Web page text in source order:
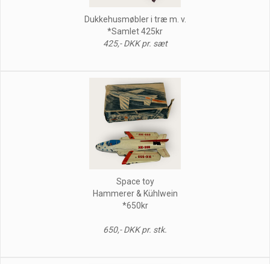
Dukkehusmøbler i træ m. v.
*Samlet 425kr
425,- DKK pr. sæt
Space toy
Hammerer & Kühlwein
*650kr
650,- DKK pr. stk.